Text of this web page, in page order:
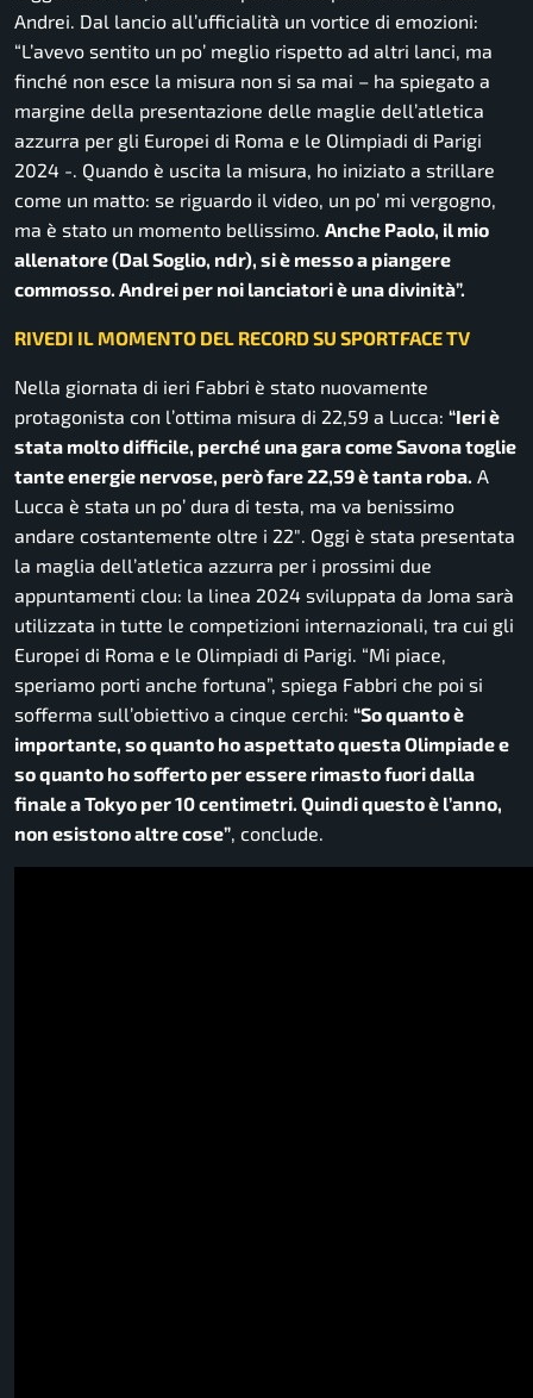
Andrei. Dal lancio all’ufficialità un vortice di emozioni:
“L’avevo sentito un po’ meglio rispetto ad altri lanci, ma
finché non esce la misura non si sa mai – ha spiegato a
margine della presentazione delle maglie dell’atletica
azzurra per gli Europei di Roma e le Olimpiadi di Parigi
2024 -. Quando è uscita la misura, ho iniziato a strillare
come un matto: se riguardo il video, un po’ mi vergogno,
ma è stato un momento bellissimo. Anche Paolo, il mio
allenatore(Dal Soglio, ndr), si è messo a piangere
commosso. Andrei per noi lanciatori è una divinità”.
RIVEDI IL MOMENTO DEL RECORD SU SPORTFACE TV
Nella giornata di ieri Fabbri è stato nuovamente
protagonista con l’ottima misura di 22,59 a Lucca: “Ieri è
stata molto difficile, perché una gara come Savona toglie
tante energie nervose, però fare 22,59 è tanta roba. A
Lucca è stata un po’ dura di testa, ma va benissimo
andare costantemente oltre i 22″. Oggi è stata presentata
la maglia dell’atletica azzurra per i prossimi due
appuntamenti clou: la linea 2024 sviluppata da Joma sarà
utilizzata in tutte le competizioni internazionali, tra cui gli
Europei di Roma e le Olimpiadi di Parigi. “Mi piace,
speriamo porti anche fortuna”, spiega Fabbri che poi si
sofferma sull’obiettivo a cinque cerchi: “So quanto è
importante, so quanto ho aspettato questa Olimpiade e
so quanto ho sofferto per essere rimasto fuori dalla
finale a Tokyo per 10 centimetri. Quindi questo è l’anno,
non esistono altre cose”, conclude.